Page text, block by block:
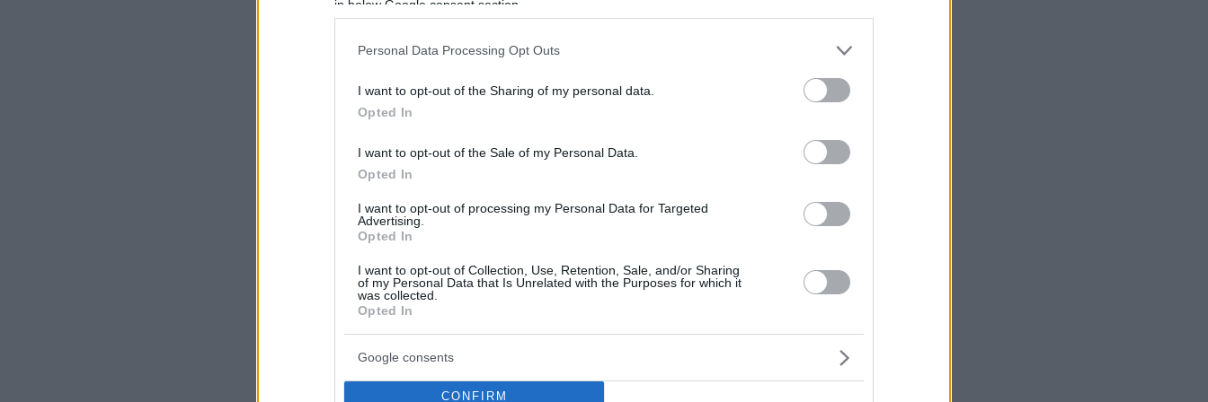
in below Google consent section.
Personal Data Processing Opt Outs
I want to opt-out of the Sharing of my personal data.
Opted In
I want to opt-out of the Sale of my Personal Data.
Opted In
I want to opt-out of processing my Personal Data for Targeted
Advertising.
Opted In
I want to opt-out of Collection, Use, Retention, Sale, and/or Sharing
of my Personal Data that Is Unrelated with the Purposes for which it
was collected.
Opted In
Google consents
CONFIRM